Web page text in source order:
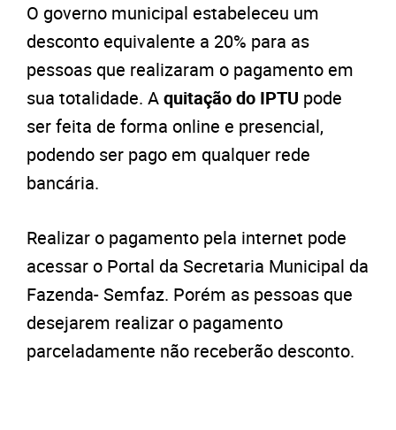
O governo municipal estabeleceu um
desconto equivalente a 20% para as
pessoas que realizaram o pagamento em
sua totalidade. Aquitação do IPTU pode
ser feita de forma online e presencial,
podendo ser pago em qualquer rede
bancária.
Realizar o pagamento pela internet pode
acessar o Portal da Secretaria Municipal da
Fazenda- Semfaz. Porém as pessoas que
desejarem realizar o pagamento
parceladamente não receberão desconto.